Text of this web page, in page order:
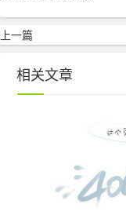
上一篇
相关文章